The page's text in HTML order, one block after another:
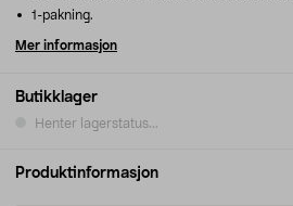
Butikklager
Henter lagerstatus...
1-pakning.
Mer informasjon
Produktinformasjon